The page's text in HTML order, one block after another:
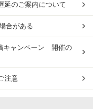
延のご案内について
合がある
キャンペーン 開催の
注意